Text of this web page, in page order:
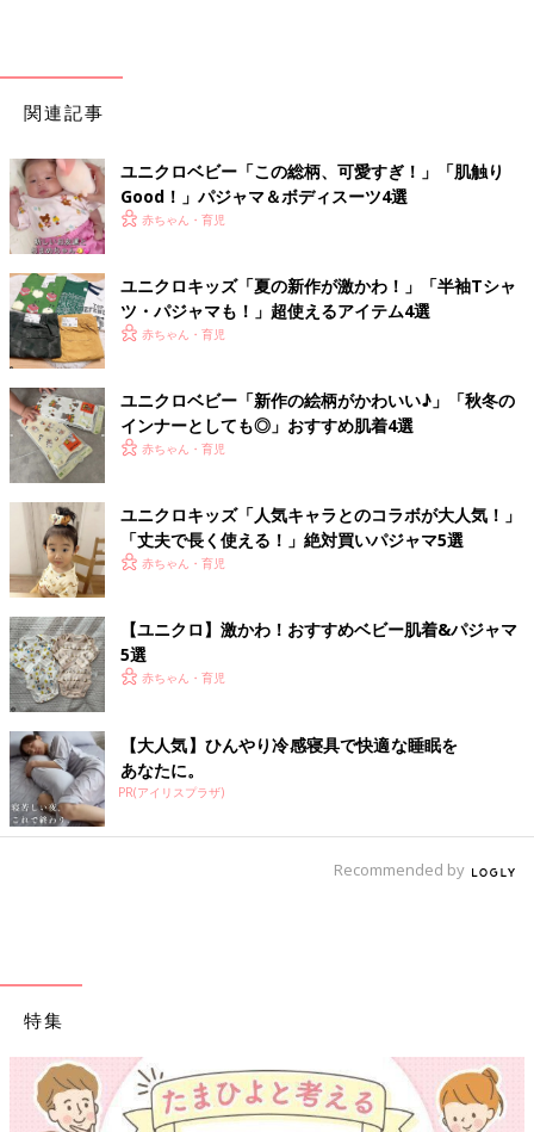
関連記事
ユニクロベビー「この総柄、可愛すぎ！」「肌触り
Good！」パジャマ＆ボディスーツ4選
赤ちゃん・育児
ユニクロキッズ「夏の新作が激かわ！」「半袖Tシャ
ツ・パジャマも！」超使えるアイテム4選
赤ちゃん・育児
ユニクロベビー「新作の絵柄がかわいい♪」「秋冬の
インナーとしても◎」おすすめ肌着4選
赤ちゃん・育児
ユニクロキッズ「人気キャラとのコラボが大人気！」
「丈夫で長く使える！」絶対買いパジャマ5選
赤ちゃん・育児
【ユニクロ】激かわ！おすすめベビー肌着&パジャマ
5選
赤ちゃん・育児
【大人気】ひんやり冷感寝具で快適な睡眠を
あなたに。
PR(アイリスプラザ)
Recommended by
特集